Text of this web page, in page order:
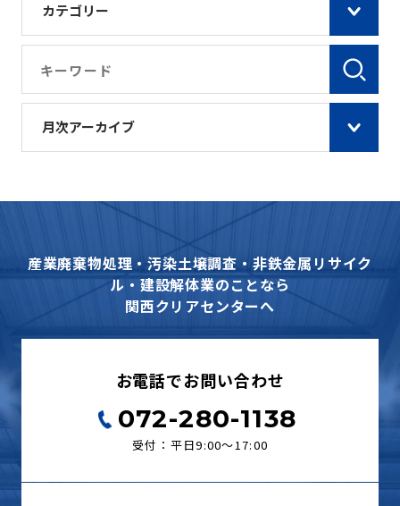
カテゴリー
月次アーカイブ
産業廃棄物処理・汚染土壌調査・非鉄金属リサイク
ル・建設解体業のことなら
関西クリアセンターへ
お電話でお問い合わせ
072-280-1138
受付：平日9:00〜17:00